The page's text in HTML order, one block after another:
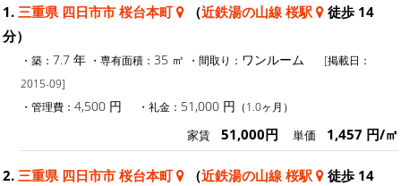
1. 三重県 四日市市 桜台本町 （近鉄湯の山線 桜駅
徒歩 14
分）
・築： 7.7 年 ・専有面積： 35 ㎡ ・間取り： ワンルーム
[掲載日：
2015-09]
・管理費： 4,500 円 ・礼金： 51,000 円 （1.0ヶ月）
家賃 51,000円 単価 1,457 円/㎡
2. 三重県 四日市市 桜台本町 （近鉄湯の山線 桜駅
徒歩 14